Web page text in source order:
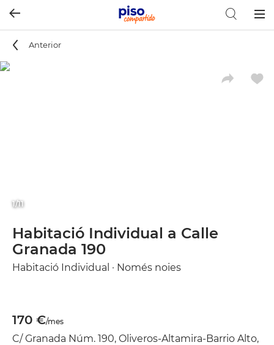
Anterior
1/11
Habitació Individual a Calle
Granada 190
Habitació Individual · Només noies
170 €/mes
C/ Granada Núm. 190, Oliveros-Altamira-Barrio Alto,